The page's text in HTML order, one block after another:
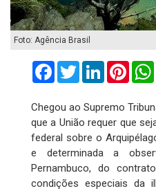
Foto: Agência Brasil
FacebookTwitterLinkedIn
Chegou ao Supremo
que a União requer que
federal sobre o
e determinada a
Pernambuco, do
condições especiais da